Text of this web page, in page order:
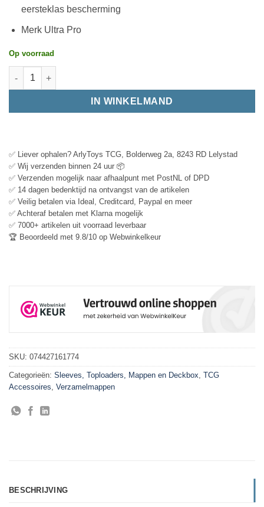
eersteklas bescherming
Merk Ultra Pro
Op voorraad
IN WINKELMAND
✅ Liever ophalen? ArlyToys TCG, Bolderweg 2a, 8243 RD Lelystad
✅ Wij verzenden binnen 24 uur 📦
✅ Verzenden mogelijk naar afhaalpunt met PostNL of DPD
✅ 14 dagen bedenktijd na ontvangst van de artikelen
✅ Veilig betalen via Ideal, Creditcard, Paypal en meer
✅ Achteraf betalen met Klarna mogelijk
✅ 7000+ artikelen uit voorraad leverbaar
🏆 Beoordeeld met 9.8/10 op Webwinkelkeur
SKU: 074427161774
Categorieën: Sleeves, Toploaders, Mappen en Deckbox TCG
Accessoires Verzamelmappen
BESCHRIJVING